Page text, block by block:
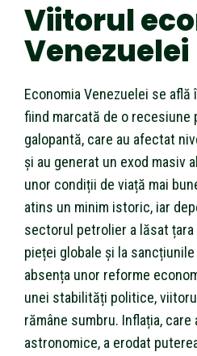
Viitorul
Venezuelei
Economia Venezuelei se
fiind marcată de o recesiune
galopantă, care au afectat
și au generat un exod masiv
unor condiții de viață mai
atins un minim istoric, iar
sectorul petrolier a lăsat
pieței globale și la
absența unor reforme
unei stabilități politice,
rămâne sumbru. Inflația, care
astronomice, a erodat